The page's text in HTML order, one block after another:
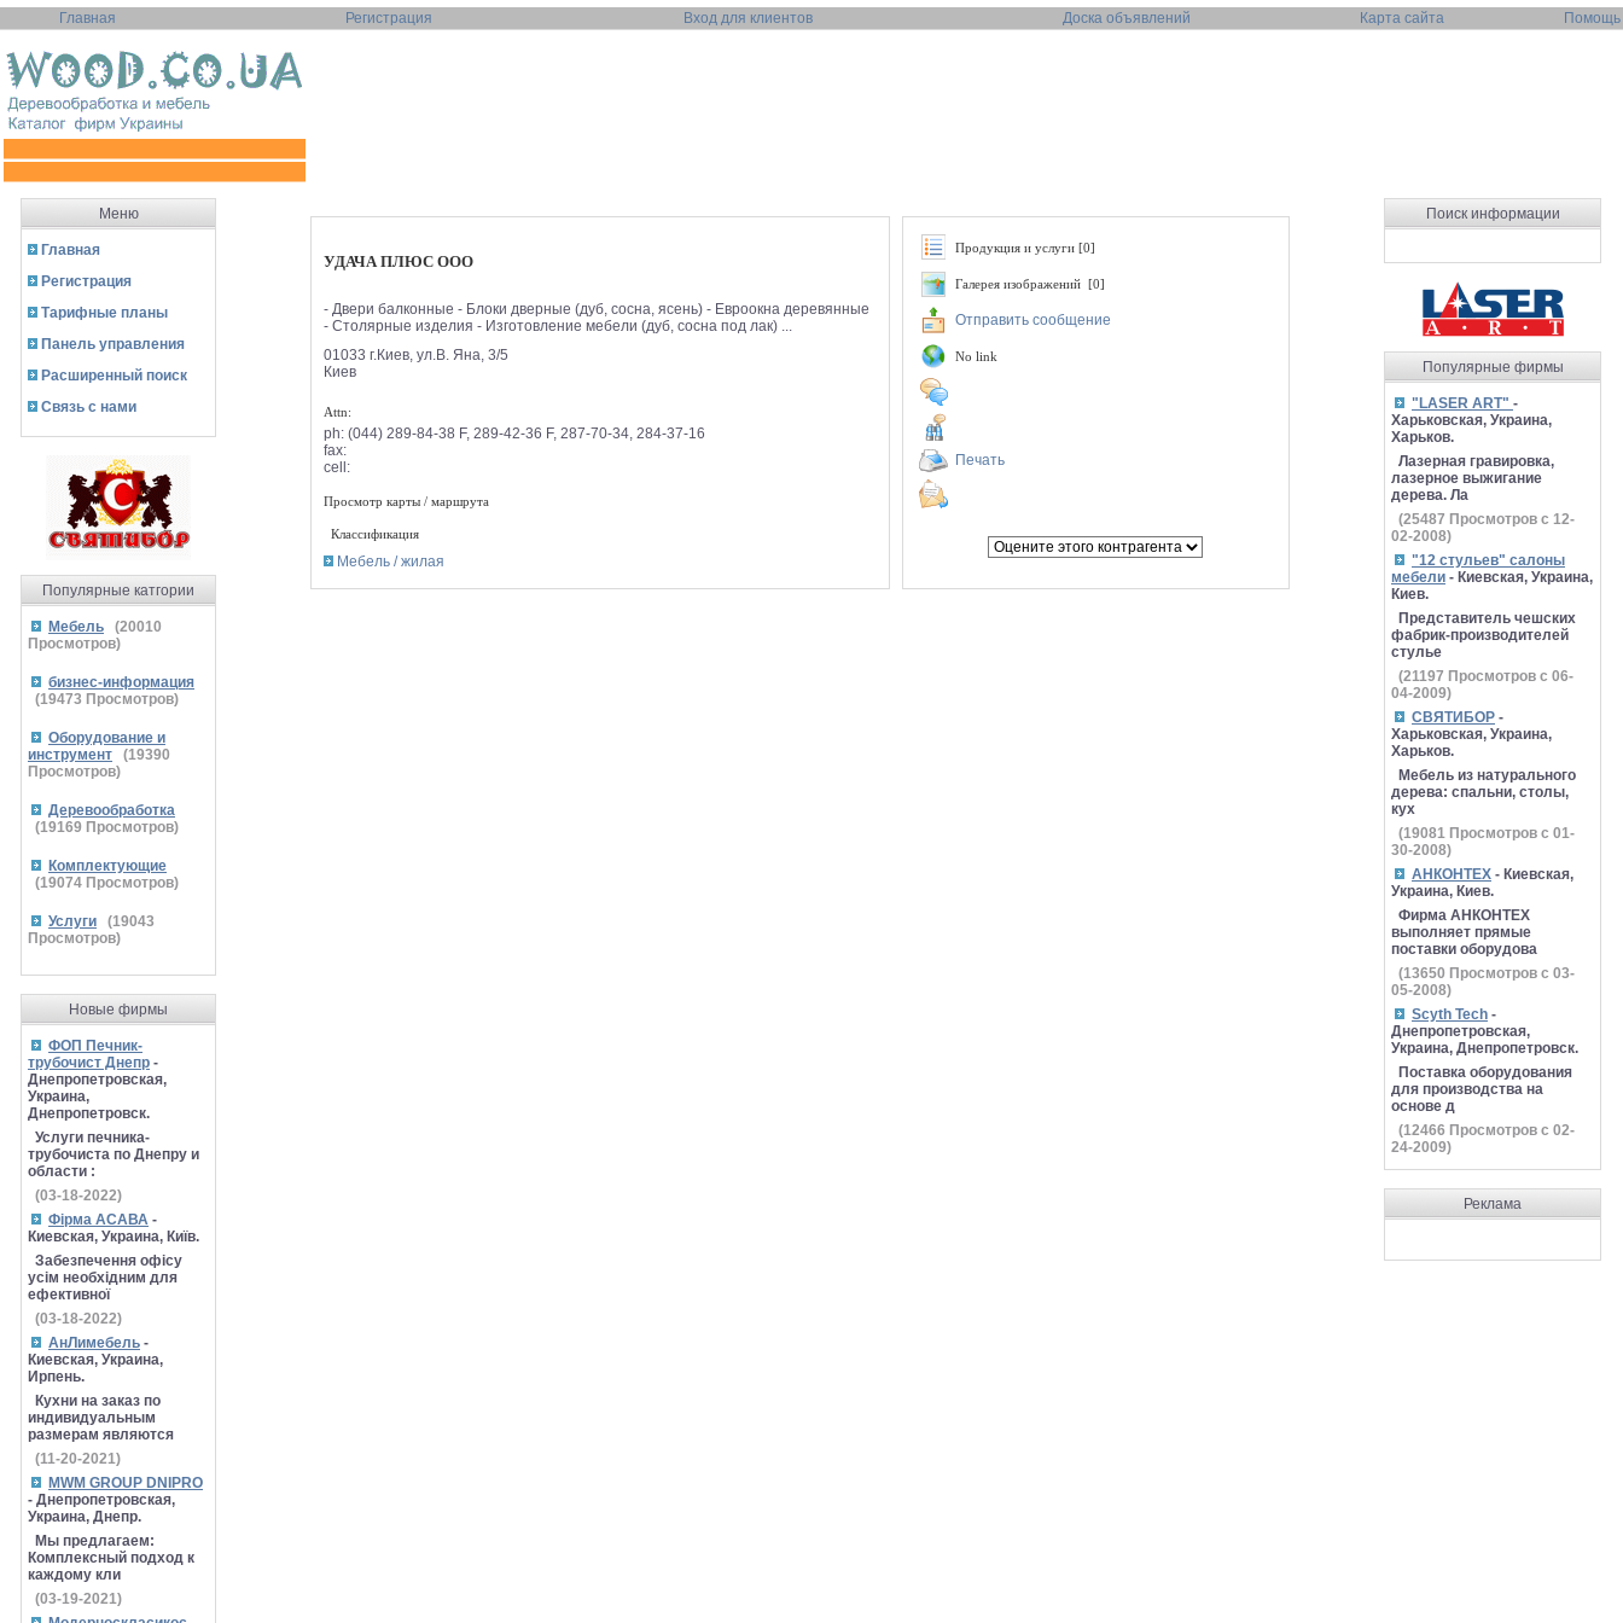
Главная Регистрация Вход для клиентов Доска объявлений Карта сайта Помощь
Меню
Главная
Регистрация
Тарифные планы
Панель управления
Расширенный поиск
Связь с нами
Популярные катгории
Мебель (20010
Просмотров)
бизнес-информация
(19473 Просмотров)
Оборудование и
инструмент
(19390
Просмотров)
Деревообработка
(19169 Просмотров)
Комплектующие
(19074 Просмотров)
Услуги (19043
Просмотров)
Новые фирмы
ФОП Печник-
трубочист Днепр -
Днепропетровская,
Украина,
Днепропетровск.
Услуги печника-
трубочиста по Днепру и
области :
(03-18-2022)
Фірма АСАВА -
Киевская, Украина, Київ.
Забезпечення офісу
усім необхідним для
ефективної
(03-18-2022)
АнЛимебель -
Киевская, Украина,
Ирпень.
Кухни на заказ по
индивидуальным
размерам являются
(11-20-2021)
MWM GROUP DNIPRO
- Днепропетровская,
Украина, Днепр.
Мы предлагаем:
Комплексный подход к
каждому кли
(03-19-2021)
УДАЧА ПЛЮС ООО
- Двери балконные - Блоки дверные (дуб, сосна, ясень) - Евроокна деревянные
- Столярные изделия - Изготовление мебели (дуб, сосна под лак) ...
01033 г.Киев, ул.В. Яна, 3/5
Киев
Attn:
ph: (044) 289-84-38 F, 289-42-36 F, 287-70-34, 284-37-16
fax:
cell:
Просмотр карты / маршрута
Классификация
Мебель / жилая
Продукция и услуги [0]
Галерея изображений [0]
Отправить сообщение
No link
Печать
Поиск информации
Популярные фирмы
"LASER ART" -
Харьковская, Украина,
Харьков.
Лазерная гравировка,
лазерное выжигание
дерева. Ла
(25487 Просмотров с 12-
02-2008)
"12 стульев" салоны
мебели - Киевская, Украина,
Киев.
Представитель чешских
фабрик-производителей
стулье
(21197 Просмотров с 06-
04-2009)
СВЯТИБОР -
Харьковская, Украина,
Харьков.
Мебель из натурального
дерева: спальни, столы,
кух
(19081 Просмотров с 01-
30-2008)
АНКОНТЕХ - Киевская,
Украина, Киев.
Фирма АНКОНТЕХ
выполняет прямые
поставки оборудова
(13650 Просмотров с 03-
05-2008)
Scyth Tech -
Днепропетровская,
Украина, Днепропетровск.
Поставка оборудования
для производства на
основе д
(12466 Просмотров с 02-
24-2009)
Реклама